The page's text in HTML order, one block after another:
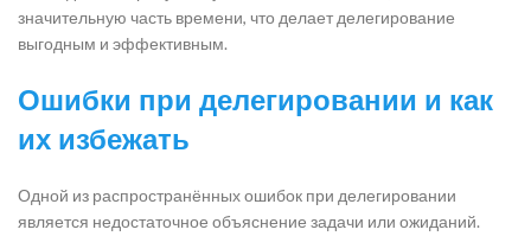
значительную часть времени, что делает делегирование
выгодным и эффективным.
Ошибки при делегировании и как
их избежать
Одной из распространённых ошибок при делегировании
является недостаточное объяснение задачи или ожиданий.